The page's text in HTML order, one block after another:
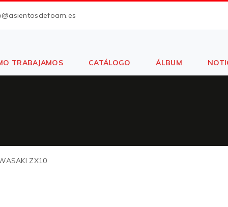
TRABAJAMOS CATÁLOGO ÁLBUM
ZX10